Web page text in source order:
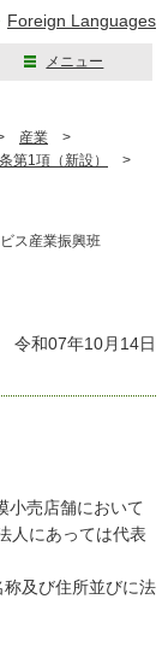
Foreign Languages
メニュー
産業 >
第1項（新設）
>
ス産業振興班
令和07年10月14日
売店舗において
人にあっては代表
及び住所並びに法